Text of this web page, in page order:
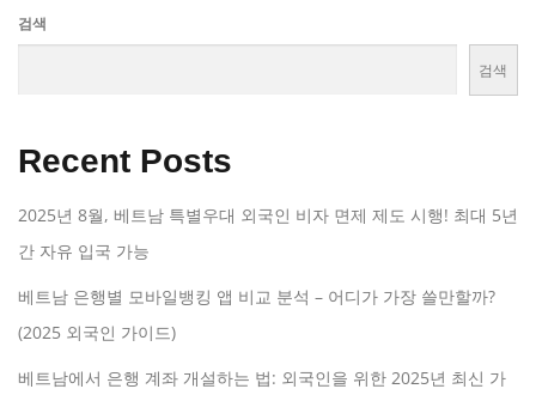
검색
검색
Recent Posts
2025년 8월, 베트남 특별우대 외국인 비자 면제 제도 시행! 최대 5년
간 자유 입국 가능
베트남 은행별 모바일뱅킹 앱 비교 분석 – 어디가 가장 쓸만할까?
(2025 외국인 가이드)
베트남에서 은행 계좌 개설하는 법: 외국인을 위한 2025년 최신 가